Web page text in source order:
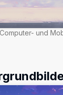
und